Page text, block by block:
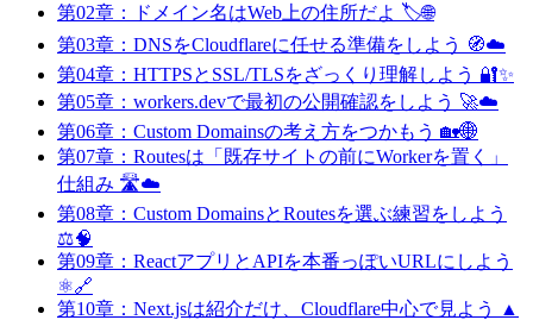
第02章：ドメイン名はWeb上の住所だよ 🏷️🌐
第03章：DNSをCloudflareに任せる準備をしよう 🧭☁️
第04章：HTTPSとSSL/TLSをざっくり理解しよう 🔐✨
第05章：workers.devで最初の公開確認をしよう 🚀☁️
第06章：Custom Domainsの考え方をつかもう 🏡🌐
第07章：Routesは「既存サイトの前にWorkerを置く」
仕組み 🛣️☁️
第08章：Custom DomainsとRoutesを選ぶ練習をしよう
⚖️🧠
第09章：ReactアプリとAPIを本番っぽいURLにしよう
⚛️🔗
第10章：Next.jsは紹介だけ、Cloudflare中心で見よう ▲